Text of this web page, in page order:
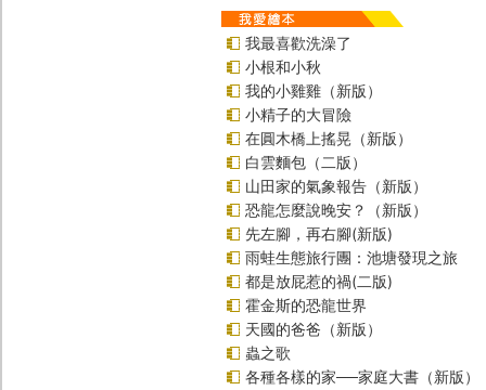
我最喜歡洗澡了
小根和小秋
我的小雞雞（新版）
小精子的大冒險
在圓木橋上搖晃（新版）
白雲麵包（二版）
山田家的氣象報告（新版）
恐龍怎麼說晚安？（新版）
先左腳，再右腳(新版)
雨蛙生態旅行團：池塘發現之旅
都是放屁惹的禍(二版)
霍金斯的恐龍世界
天國的爸爸（新版）
蟲之歌
各種各樣的家──家庭大書（新版）